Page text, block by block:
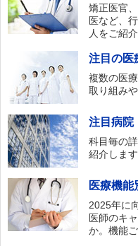
矯正医官
医など、
人をご紹
注目の医
複数の医
取り組み
注目病院
科目毎の
紹介します
医療機
2025年に
医師のキ
か。機能